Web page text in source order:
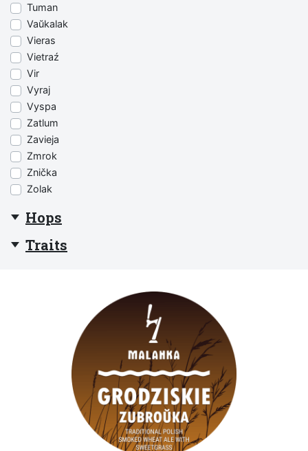
Tuman
Vaŭkalak
Vieras
Vietraź
Vir
Vyraj
Vyspa
Zatlum
Zavieja
Zmrok
Znička
Zolak
Hops
Traits